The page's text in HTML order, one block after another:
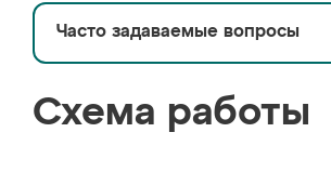
Часто задаваемые вопросы
Схема работы